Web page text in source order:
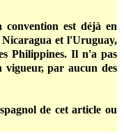
convention est déjà en
et l'Uruguay,
Philippines. Il n'a pas
vigueur, par aucun des
de cet article ou